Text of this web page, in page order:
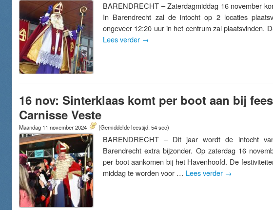
BARENDRECHT – Zaterdagmiddag 16 november
In Barendrecht zal de intocht op 2 locaties
ongeveer 12:20 uur in het centrum zal plaatsvinden.
Lees verder →
16 nov: Sinterklaas komt per boot aan bij
Carnisse Veste
Maandag 11 november 2024 (Gemiddelde leestijd: 54 sec)
BARENDRECHT – Dit jaar wordt de intocht
Barendrecht extra bijzonder. Op zaterdag 16
per boot aankomen bij het Havenhoofd. De
middag te worden voor … Lees verder →